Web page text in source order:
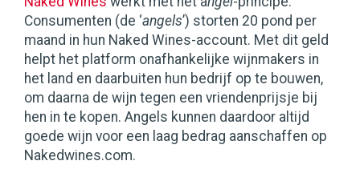
Consumenten (de ‘angels’) storten 20 pond per
maand in hun Naked Wines-account. Met dit geld
helpt het platform onafhankelijke wijnmakers in
het land en daarbuiten hun bedrijf op te bouwen,
om daarna de wijn tegen een vriendenprijsje bij
hen in te kopen. Angels kunnen daardoor altijd
goede wijn voor een laag bedrag aanschaffen op
Nakedwines.com.